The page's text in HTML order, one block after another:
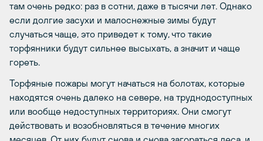
там очень редко: раз в сотни, даже в тысячи лет. Однако
если долгие засухи и малоснежные зимы будут
случаться чаще, это приведет к тому, что такие
торфянники будут сильнее высыхать, а значит и чаще
гореть.
Торфяные пожары могут начаться на болотах, которые
находятся очень далеко на севере, на труднодоступных
или вообще недоступных территориях. Они смогут
действовать и возобновляться в течение многих